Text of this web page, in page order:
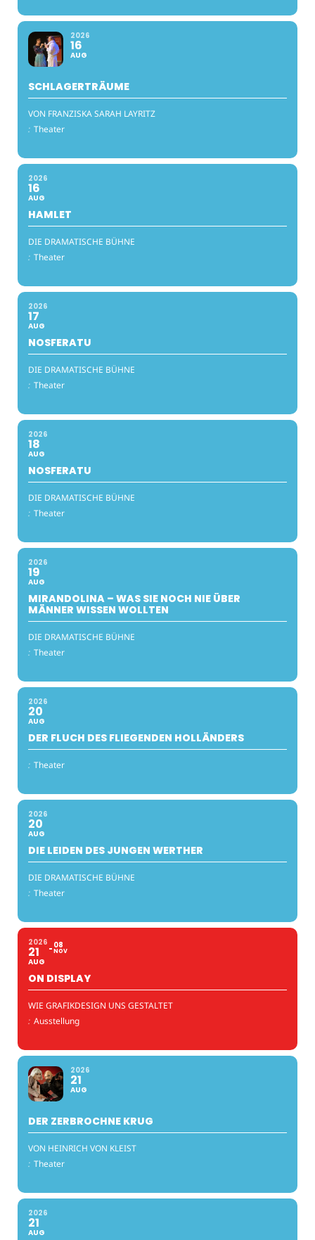
2026
16
AUG
SCHLAGERTRÄUME
VON FRANZISKA SARAH LAYRITZ
: Theater
2026
16
AUG
HAMLET
DIE DRAMATISCHE BÜHNE
: Theater
2026
17
AUG
NOSFERATU
DIE DRAMATISCHE BÜHNE
: Theater
2026
18
AUG
NOSFERATU
DIE DRAMATISCHE BÜHNE
: Theater
2026
19
AUG
MIRANDOLINA – WAS SIE NOCH NIE ÜBER
MÄNNER WISSEN WOLLTEN
DIE DRAMATISCHE BÜHNE
: Theater
2026
20
AUG
DER FLUCH DES FLIEGENDEN HOLLÄNDERS
: Theater
2026
20
AUG
DIE LEIDEN DES JUNGEN WERTHER
DIE DRAMATISCHE BÜHNE
: Theater
2026
21
AUG
08
NOV
ON DISPLAY
WIE GRAFIKDESIGN UNS GESTALTET
: Ausstellung
2026
21
AUG
DER ZERBROCHNE KRUG
VON HEINRICH VON KLEIST
: Theater
2026
21
AUG